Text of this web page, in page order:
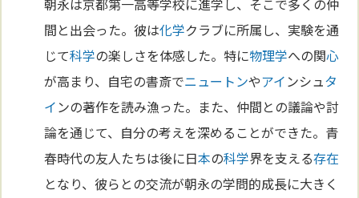
間と出会った。彼は化学クラブに所属し、実験を通
じて科学の楽しさを体感した。特に物理学への関心
が高まり、自宅の書斎でニュートンやアイ ンシュタ
イ ンの著作を読み漁った。また、仲間との議論や討
論を通じて、自分の考えを深めることができた。青
春時代の友人たちは後に日本の科学界を支える存在
となり、彼らとの交流が朝永の学問的成長に大きく